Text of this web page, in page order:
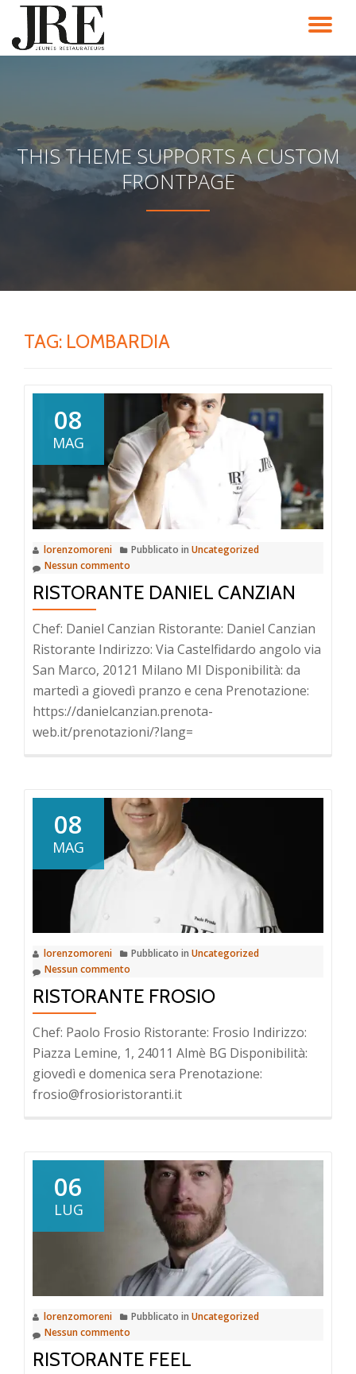
Passa
al
THIS THEME SUPPORTS A CUSTOM
FRONTPAGE
TAG: LOMBARDIA
08
MAG
lorenzomoreni Pubblicato in Uncategorized
Nessun commento
RISTORANTE DANIEL CANZIAN
Chef: Daniel Canzian Ristorante: Daniel Canzian
Ristorante Indirizzo: Via Castelfidardo angolo via
San Marco, 20121 Milano MI Disponibilità: da
martedì a giovedì pranzo e cena Prenotazione:
https://danielcanzian.prenota-
web.it/prenotazioni/?lang=
08
MAG
lorenzomoreni Pubblicato in Uncategorized
Nessun commento
RISTORANTE FROSIO
Chef: Paolo Frosio Ristorante: Frosio Indirizzo:
Piazza Lemine, 1, 24011 Almè BG Disponibilità:
giovedì e domenica sera Prenotazione:
frosio@frosioristoranti.it
06
LUG
lorenzomoreni Pubblicato in Uncategorized
Nessun commento
RISTORANTE FEEL